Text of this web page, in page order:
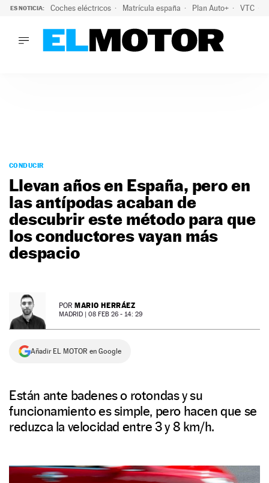
ES NOTICIA: Coches eléctricos Matrícula españa Plan Auto+ VTC
PODCAST
TECNOLOGÍA
SUPERCOCHES
MOTORTV
PREMIOS
SERVICIOS
SÍGUENOS
CONDUCIR
Llevan años en España, pero en
las antípodas acaban de
descubrir este método para que
los conductores vayan más
despacio
POR MARIO HERRÁEZ
MADRID | 08 FEB 26 - 14: 29
Añadir EL MOTOR en Google
Están ante badenes o rotondas y su
funcionamiento es simple, pero hacen que se
reduzca la velocidad entre 3 y 8 km/h.